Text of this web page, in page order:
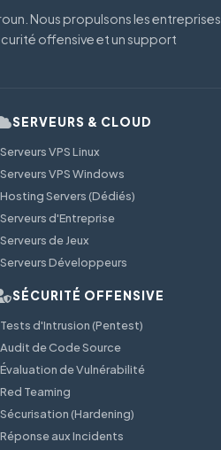
Nous propulsons les entreprises
offensive et un support
SERVEURS & CLOUD
Serveurs VPS Linux
Serveurs VPS Windows
Hosting Servers (Dédiés)
Serveurs d'Entreprise
Serveurs de Jeux
Serveurs Développeurs
SÉCURITÉ OFFENSIVE
Tests d'Intrusion (Pentest)
Audit de Code Source
Évaluation de Vulnérabilité
Red Teaming
Sécurisation (Hardening)
Réponse aux Incidents